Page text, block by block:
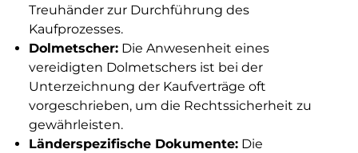
Treuhänder zur Durchführung des
Kaufprozesses.
Dolmetscher: Die Anwesenheit eines
vereidigten Dolmetschers ist bei der
Unterzeichnung der Kaufverträge oft
vorgeschrieben, um die Rechtssicherheit zu
gewährleisten.
Länderspezifische Dokumente: Die